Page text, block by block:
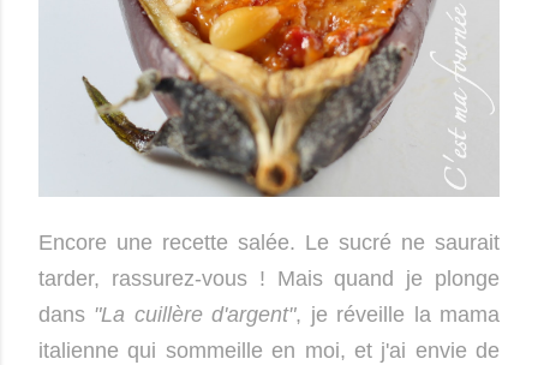
Encore une recette salée. Le sucré ne saurait
tarder, rassurez-vous ! Mais quand je plonge
dans "La cuillère d'argent", je réveille la mama
italienne qui sommeille en moi, et j'ai envie de